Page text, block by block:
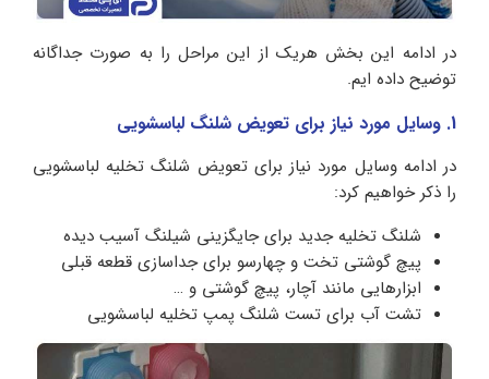
در ادامه این بخش هریک از این مراحل را به صورت جداگانه
توضیح داده ایم.
1. وسایل مورد نیاز برای تعویض شلنگ لباسشویی
در ادامه وسایل مورد نیاز برای تعویض شلنگ تخلیه لباسشویی
را ذکر خواهیم کرد:
شلنگ تخلیه جدید برای جایگزینی شیلنگ آسیب دیده
پیچ گوشتی تخت و چهارسو برای جداسازی قطعه قبلی
ابزارهایی مانند آچار، پیچ گوشتی و …
تشت آب برای تست شلنگ پمپ تخلیه لباسشویی